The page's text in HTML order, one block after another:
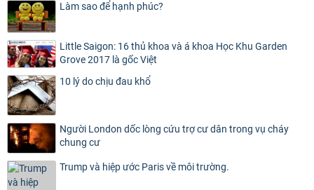
Làm sao để hạnh phúc?
Little Saigon: 16 thủ khoa và á khoa Học Khu Garden
Grove 2017 là gốc Việt
10 lý do chịu đau khổ
Người London dốc lòng cứu trợ cư dân trong vụ cháy
chung cư
Trump và hiệp ước Paris về môi trường.